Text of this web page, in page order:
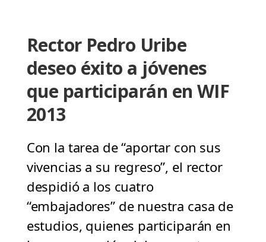
Rector Pedro Uribe
deseo éxito a jóvenes
que participarán en WIF
2013
Con la tarea de “aportar con sus
vivencias a su regreso”, el rector
despidió a los cuatro
“embajadores” de nuestra casa de
estudios, quienes participarán en